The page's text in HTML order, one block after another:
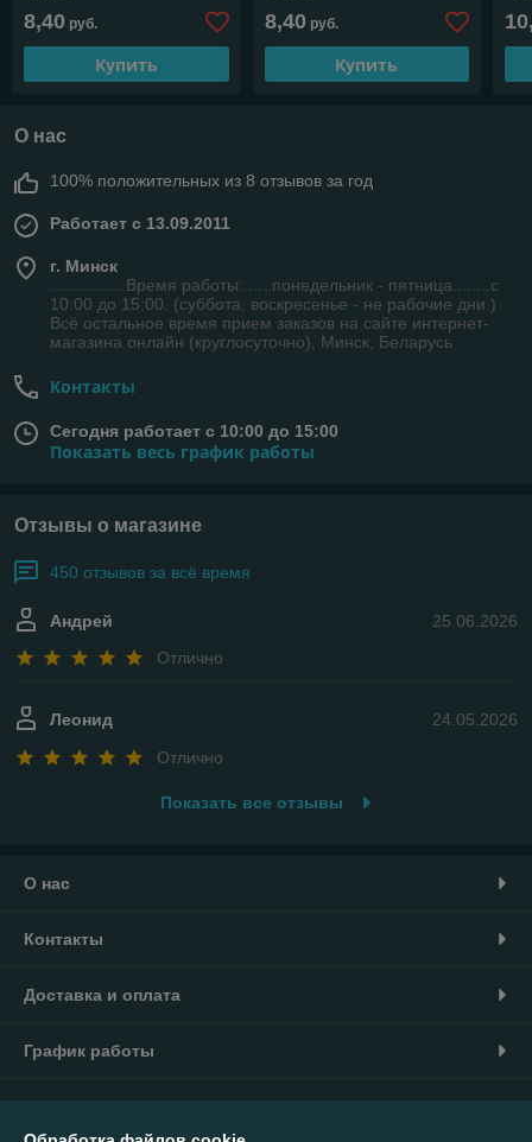
8,40 руб.
Купить
8,40руб.
Купить
О нас
100% положительных из 8 отзывов за год
Работает с 13.09.2011
г. Минск
................Время работы: .....понедельник - пятница........с
10:00 до 15:00. (суббота, воскресенье - не рабочие дни.)
Всё остальное время прием заказов на сайте интернет-
магазина онлайн (круглосуточно), Минск, Беларусь
Контакты
Сегодня работает с 10:00 до 15:00
Показать весь график работы
Отзывы о магазине
450 отзывов за всё время
25.06.2026
Андрей
Отлично
24.05.2026
Леонид
Отлично
Показать все отзывы
О нас
Контакты
Доставка и оплата
График работы